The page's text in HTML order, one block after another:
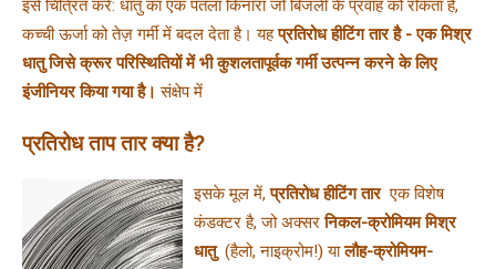
इसे चित्रित करें: धातु का एक पतला किनारा जो बिजली के प्रवाह को रोकता है,
कच्ची ऊर्जा को तेज़ गर्मी में बदल देता है। यह प्रतिरोध हीटिंग तार है - एक मिश्र
धातु जिसे क्रूर परिस्थितियों में भी कुशलतापूर्वक गर्मी उत्पन्न करने के लिए
इंजीनियर किया गया है। संक्षेप में
प्रतिरोध ताप तार क्या है?
इसके मूल में, प्रतिरोध हीटिंग तार एक विशेष
कंडक्टर है, जो अक्सर निकल-क्रोमियम मिश्र
धातु (हैलो, नाइक्रोम!) या लौह-क्रोमियम-